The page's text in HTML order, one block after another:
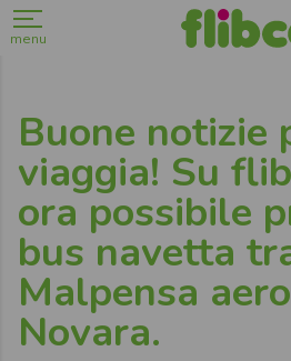
menu
Buone notizie
viaggia! Su
ora possibile
bus navetta
Malpensa
Novara.